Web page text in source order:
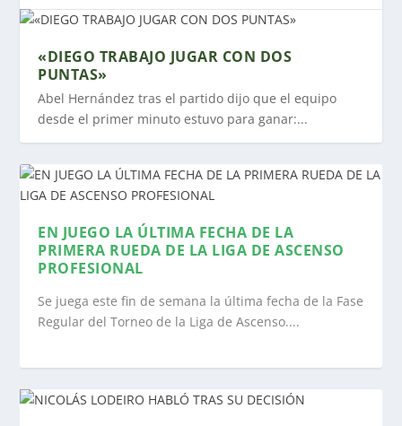
«DIEGO TRABAJO JUGAR CON DOS
PUNTAS»
Abel Hernández tras el partido dijo que el equipo
desde el primer minuto estuvo para ganar:...
EN JUEGO LA ÚLTIMA FECHA DE LA
PRIMERA RUEDA DE LA LIGA DE ASCENSO
PROFESIONAL
Se juega este fin de semana la última fecha de la Fase
Regular del Torneo de la Liga de Ascenso....